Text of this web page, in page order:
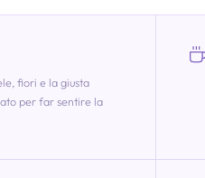
fiori e la giusta
per far sentire la